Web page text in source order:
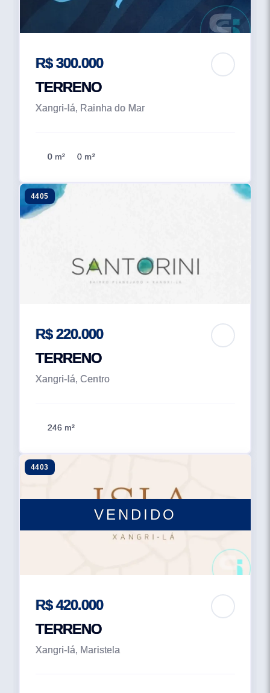
R$ 300.000
TERRENO
Xangri-lá, Rainha do Mar
0 m² 0 m²
4405
R$ 220.000
TERRENO
Xangri-lá, Centro
246 m²
VENDIDO
4403
R$ 420.000
TERRENO
Xangri-lá, Maristela